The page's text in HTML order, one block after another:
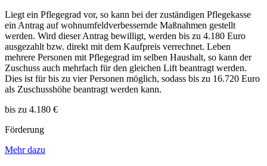
Liegt ein Pflegegrad vor, so kann bei der zuständigen Pflegekasse
ein Antrag auf wohnumfeldverbessernde Maßnahmen gestellt
werden. Wird dieser Antrag bewilligt, werden bis zu 4.180 Euro
ausgezahlt bzw. direkt mit dem Kaufpreis verrechnet. Leben
mehrere Personen mit Pflegegrad im selben Haushalt, so kann der
Zuschuss auch mehrfach für den gleichen Lift beantragt werden.
Dies ist für bis zu vier Personen möglich, sodass bis zu 16.720 Euro
als Zuschusshöhe beantragt werden kann.
bis zu 4.180 €
Förderung
Mehr dazu